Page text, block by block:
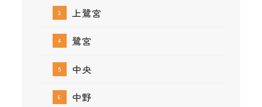
上鷺宮
鷺宮
中央
中野